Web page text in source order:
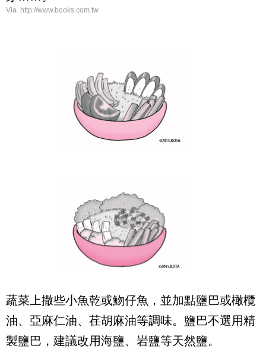
Via http://www.books.com.tw
蔬菜上撒些小魚乾或魩仔魚，並加點鹽巴或橄欖
油、亞麻仁油、荏胡麻油等調味。鹽巴不選用精
製鹽巴，建議改用海鹽、岩鹽等天然鹽。